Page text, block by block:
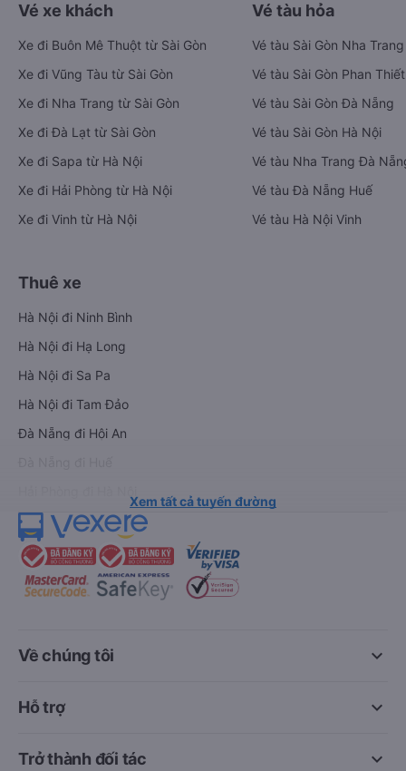
Vé xe khách
Xe đi Buôn Mê Thuột từ Sài Gòn
Xe đi Vũng Tàu từ Sài Gòn
Xe đi Nha Trang từ Sài Gòn
Xe đi Đà Lạt từ Sài Gòn
Xe đi Sapa từ Hà Nội
Xe đi Hải Phòng từ Hà Nội
Xe đi Vinh từ Hà Nội
Vé tàu hỏa
Vé tàu Sài Gòn Nha Trang
Vé tàu Sài Gòn Phan Thiết
Vé tàu Sài Gòn Đà Nẵng
Vé tàu Sài Gòn Hà Nội
Vé tàu Nha Trang Đà
Vé tàu Đà Nẵng Huế
Vé tàu Hà Nội Vinh
Thuê xe
Hà Nội đi Ninh Bình
Hà Nội đi Hạ Long
Hà Nội đi Sa Pa
Hà Nội đi Tam Đảo
Đà Nẵng đi Hội An
Xem tất cả tuyến đường
keyboard_arrow_down
Về chúng tôi
keyboard_arrow_down
Hỗ trợ
keyboard_arrow_down
Trở thành đối tác